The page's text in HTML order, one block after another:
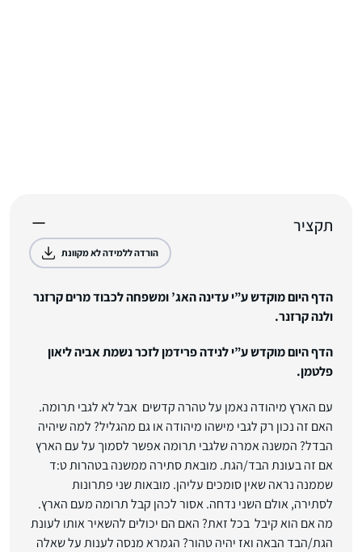
תקציר
הורדה ללמידה לא מקוונת
הדף היום מוקדש ע”י עדינה האג’ ומשפחה לכבוד מרים קרזנר
ולנה קרזנר.
הדף היום מוקדש ע”י לנידה פרידמן לזכר נשמת אביה ליאון
פלטמן.
עם הארץ מיהודה נאמן על טהרה קדשים אבל לא לגבי תרומה.
האם זה נכון רק לגבי מישהו מיהודה או גם מהגליל? למה שיהיה
הבדל? המשנה אמרה שלגבי תרומה אפשר לסמוך על עם הארץ
אם זה בעונת הבד/הגת. מובאת סתירה ממשנה בטהרות ט:ד
שממנה נראה שאין סומכים עליהן. מובאות שני פתרונות
לסתירה, אולם השני נדחה. אסור לכהן קבל תרומה מעם הארץ.
מה אם הוא קיבל בכל זאת? האם הם יכולים להשאיר אותו לעונת
הגת/הבד הבאה ואז יהיה טהור? הגמרא מנסה לענות על שאלה